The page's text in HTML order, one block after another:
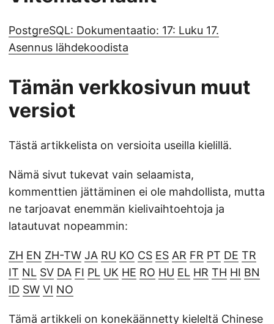
PostgreSQL: Dokumentaatio: 17: Luku 17.
Asennus lähdekoodista
Tämän verkkosivun muut
versiot
Tästä artikkelista on versioita useilla kielillä.
Nämä sivut tukevat vain selaamista,
kommenttien jättäminen ei ole mahdollista, mutta
ne tarjoavat enemmän kielivaihtoehtoja ja
latautuvat nopeammin:
ZH EN ZH-TW JA RU KO CS ES AR FR PT DE TR
IT NL SV DA FI PL UK HE RO HU EL HR TH HI BN
ID SW VI NO
Tämä artikkeli on konekäännetty kieleltä Chinese